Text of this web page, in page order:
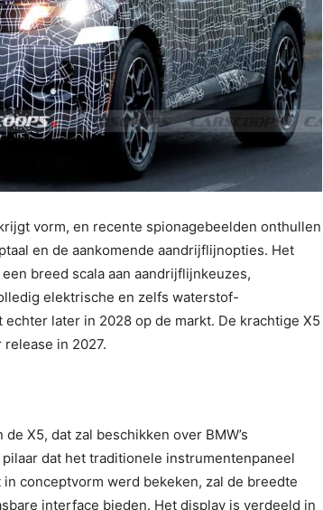
vorm, en recente spionagebeelden onthullen
en de aankomende aandrijflijnopties. Het
breed scala aan aandrijflijnkeuzes,
elektrische en zelfs waterstof-
later in 2028 op de markt. De krachtige X5
in 2027.
X5, dat zal beschikken over BMW’s
dat het traditionele instrumentenpaneel
conceptvorm werd bekeken, zal de breedte
interface bieden. Het display is verdeeld in